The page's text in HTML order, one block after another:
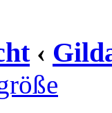
‹